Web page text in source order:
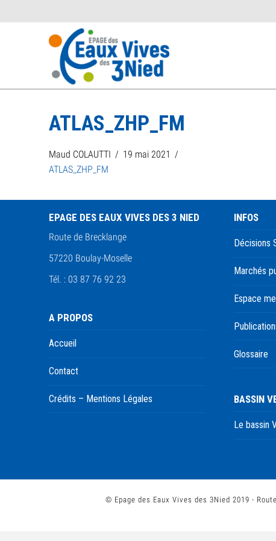
ATLAS_ZHP_FM
Maud COLAUTTI
19 mai 2021
ATLAS_ZHP_FM
EPAGE DES EAUX VIVES DES 3 NIED
Route de Brecklange
57220 Boulay-Moselle
Tél. : 03 87 76 92 23
A PROPOS
Accueil
Contact
Crédits – Mentions Légales
INFOS
Décisions
Marchés
Espace
Glossaire
BASSIN
Le bassin
© Epage des Eaux Vives des 3Nied 2019 -